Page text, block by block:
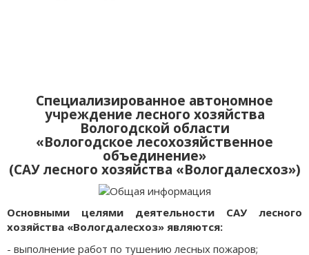
Специализированное автономное
учреждение лесного хозяйства
Вологодской области
«Вологодское лесохозяйственное
объединение»
(САУ лесного хозяйства «Вологдалесхоз»)
Основными целями деятельности САУ лесного
хозяйства «Вологдалесхоз» являются:
- выполнение работ по тушению лесных пожаров;